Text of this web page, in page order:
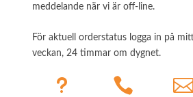
meddelande när vi är off-line.
För aktuell orderstatus logga in på
veckan, 24 timmar om dygnet.
u  